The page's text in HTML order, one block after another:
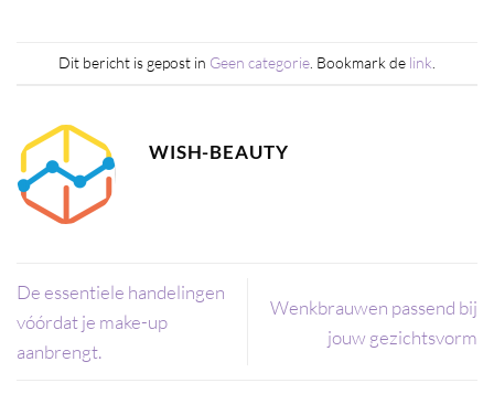
Dit bericht is gepost in Geen categorie . Bookmark de link
WISH-BEAUTY
De essentiele handelingen
vóórdat je make-up
aanbrengt.
Wenkbrauwen passend bij
jouw gezichtsvorm